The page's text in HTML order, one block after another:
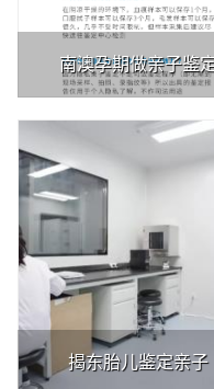
南澳孕期做亲子鉴
揭东胎儿鉴定亲子